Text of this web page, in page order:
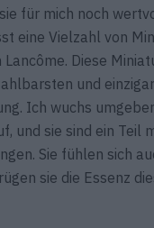
für mich noch
eine Vielzahl von
Diese
und
Ich wuchs
und sie sind ein Teil
Sie fühlen sich
sie die Essenz